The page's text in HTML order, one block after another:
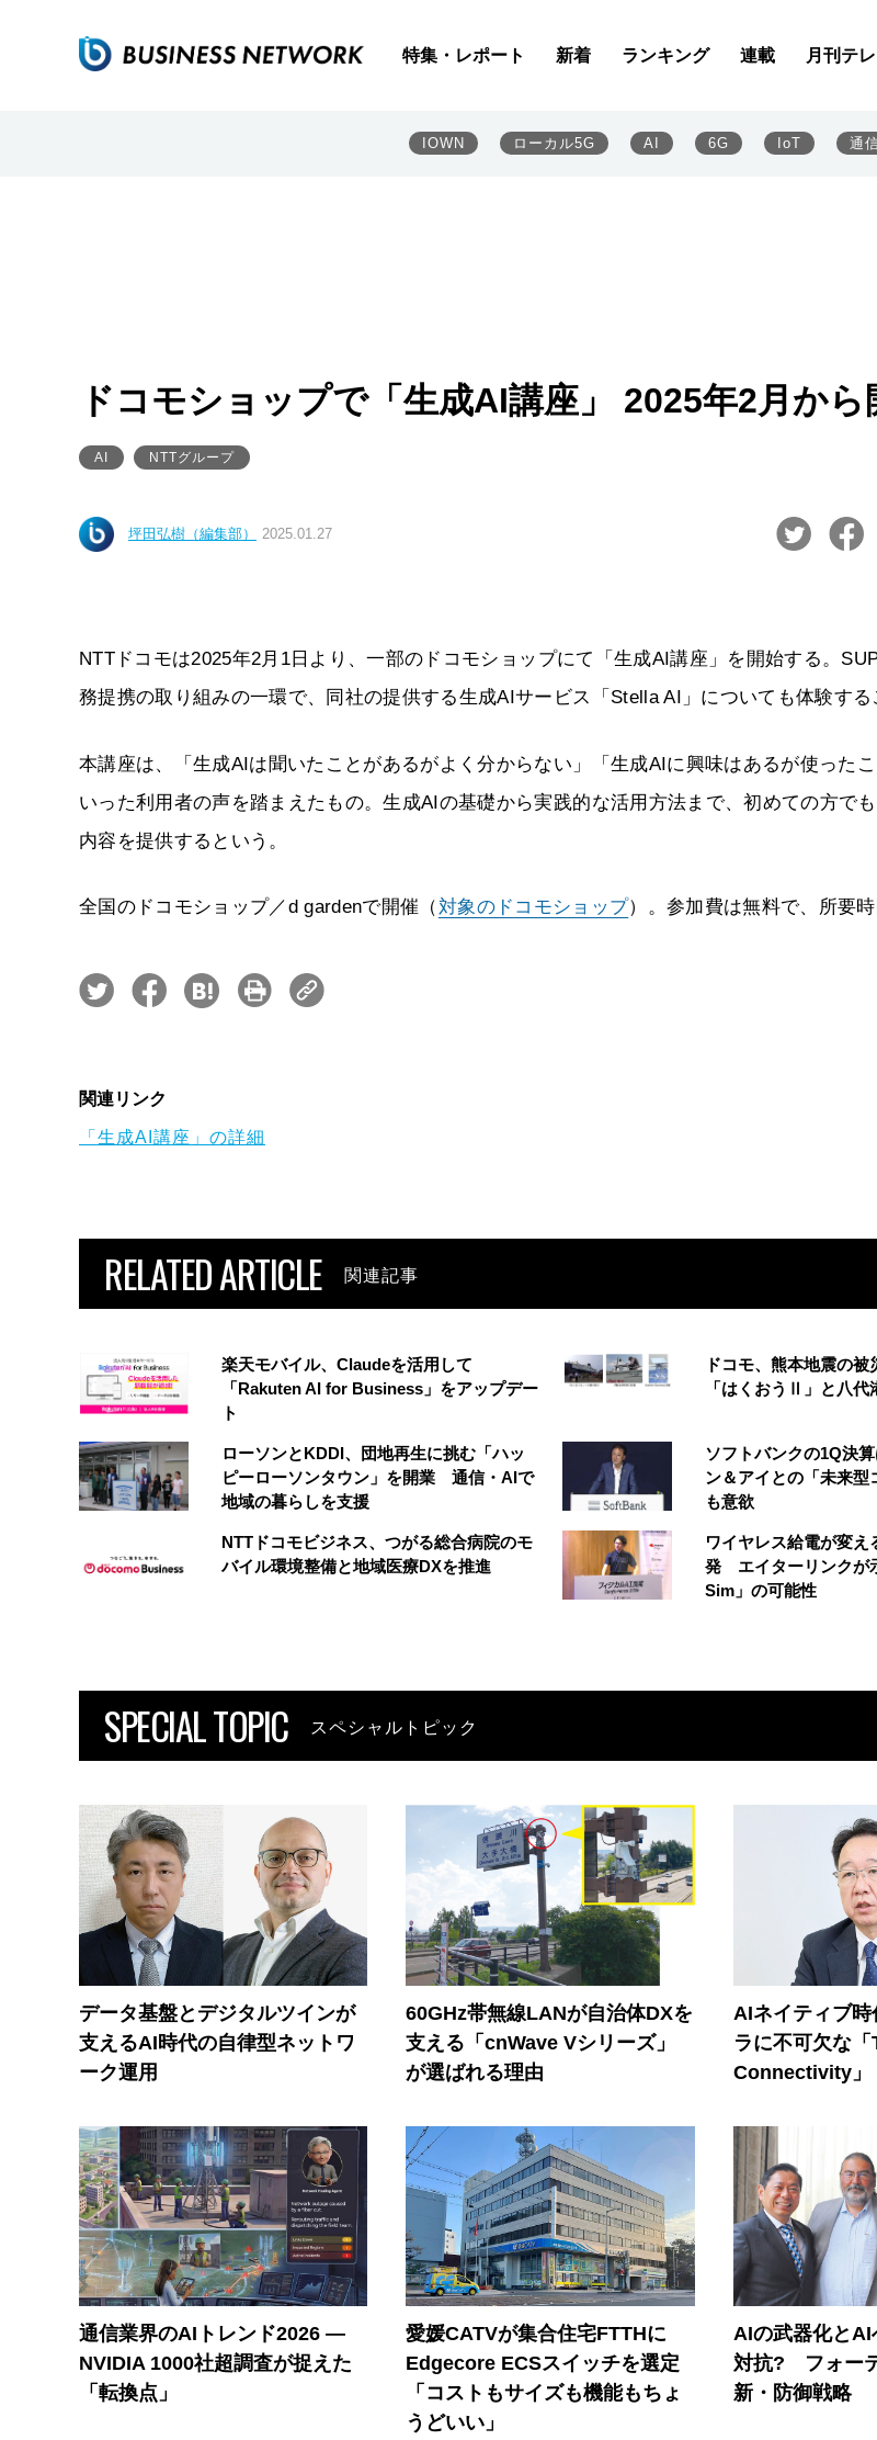
特集・レポート 新着 ランキング 連載 月刊テ
IOWN ローカル5G AI 6G IoT 通
ドコモショップで「生成AI講座」 2025年2月から
AI NTTグループ
坪田弘樹（編集部） 2025.01.27
NTTドコモは2025年2月1日より、一部のドコモショップにて「生成AI講座」を開始する。
務提携の取り組みの一環で、同社の提供する生成AIサービス「Stella AI」についても体験する
本講座は、「生成AIは聞いたことがあるがよく分からない」「生成AIに興味はあるが使った
いった利用者の声を踏まえたもの。生成AIの基礎から実践的な活用方法まで、初めての方で
内容を提供するという。
全国のドコモショップ／d gardenで開催（対象のドコモショップ）。参加費は無料で、所要時
関連リンク
「生成AI講座」の詳細
RELATED ARTICLE 関連記事
楽天モバイル、Claudeを活用して
「Rakuten AI for Business」をアップデー
ト
ドコモ、熊本地震の
「はくおうⅡ」と八代
ローソンとKDDI、団地再生に挑む「ハッ
ピーローソンタウン」を開業 通信・AIで
地域の暮らしを支援
ソフトバンクの1Q決
ン＆アイとの「未来型
も意欲
NTTドコモビジネス、つがる総合病院のモ
バイル環境整備と地域医療DXを推進
ワイヤレス給電が変え
発 エイターリンクが
Sim」の可能性
SPECIAL TOPIC スペシャルトピック
データ基盤とデジタルツインが
支えるAI時代の自律型ネットワ
ーク運用
60GHz帯無線LANが自治体DXを
支える「cnWave Vシリーズ」
が選ばれる理由
AIネイティブ
ラに不可欠な
Connectivity」
通信業界のAIトレンド2026 ―
NVIDIA 1000社超調査が捉えた
「転換点」
愛媛CATVが集合住宅FTTHに
Edgecore ECSスイッチを選定
「コストもサイズも機能もちょ
うどいい」
AIの武器化とAI
対抗? フォー
新・防御戦略